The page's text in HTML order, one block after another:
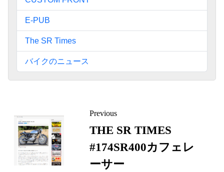
E-PUB
The SR Times
バイクのニュース
ー
ジ
リ
ン
Previous
THE SR TIMES
#174SR400カフェレ
ーサー